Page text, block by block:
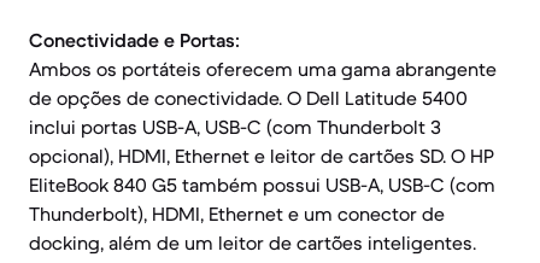
Conectividade e Portas:
Ambos os portáteis oferecem uma gama abrangente
de opções de conectividade. O Dell Latitude 5400
inclui portas USB-A, USB-C (com Thunderbolt 3
opcional), HDMI, Ethernet e leitor de cartões SD. O HP
EliteBook 840 G5 também possui USB-A, USB-C (com
Thunderbolt), HDMI, Ethernet e um conector de
docking, além de um leitor de cartões inteligentes.